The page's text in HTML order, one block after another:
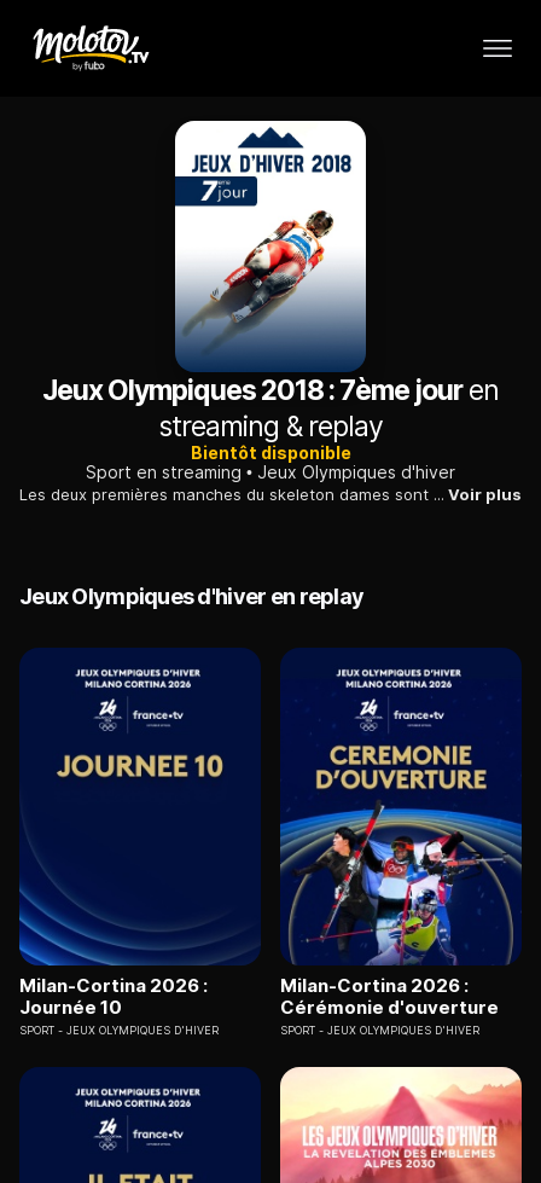
Jeux Olympiques 2018 : 7ème jouren
streaming & replay
Bientôt disponible
Sport en streaming
Jeux Olympiques d'hiver
Les deux premières manches du skeleton dames sont au programme en cette fin de journée olympique à PyeongChang. Voir plus
Jeux Olympiques d'hiver en replay
Milan-Cortina 2026 :
Journée 10
SPORT JEUX OLYMPIQUES D'HIVER
Milan-Cortina 2026 :
Cérémonie d'ouverture
SPORT JEUX OLYMPIQUES D'HIVER